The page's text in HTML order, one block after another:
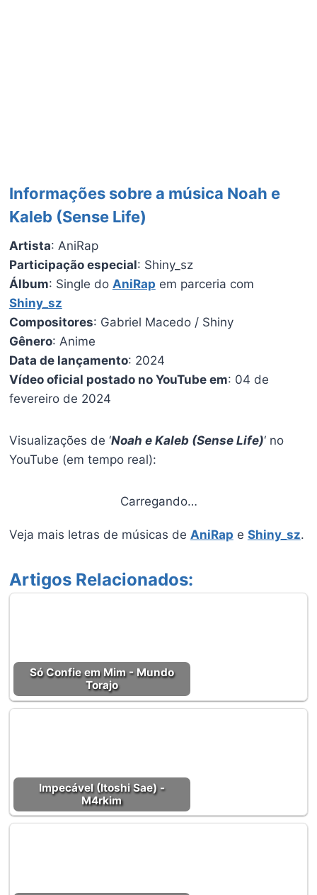
Informações sobre a música Noah e
Kaleb (Sense Life)
Artista: AniRap
Participação especial: Shiny_sz
Álbum: Single do AniRap em parceria com
Shiny_sz
Compositores: Gabriel Macedo / Shiny
Gênero: Anime
Data de lançamento: 2024
Vídeo oficial postado no YouTube em: 04 de
fevereiro de 2024
Visualizações de ‘Noah e Kaleb (Sense Life)‘ no
YouTube (em tempo real):
Carregando…
Veja mais letras de músicas de AniRap e Shiny_sz.
Artigos Relacionados:
Só Confie em Mim - Mundo
Torajo
Impecável (Itoshi Sae) -
M4rkim